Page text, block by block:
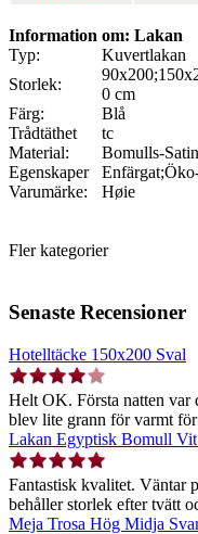
Information om: Lakan
Typ:
Kuvertlakan
Storlek:
0 cm
Färg:
Blå
Trådtäthet
tc
Material:
Bomulls-Satin
Egenskaper
Varumärke:
Høie
Fler kategorier
Senaste Recensioner
Hotelltäcke 150x200 Sval
Helt OK. Första natten var
blev lite grann för varmt
Lakan Egyptisk Bomull
Fantastisk kvalitet. Väntar
behåller storlek efter tvätt
Meja Trosa Hög Midja